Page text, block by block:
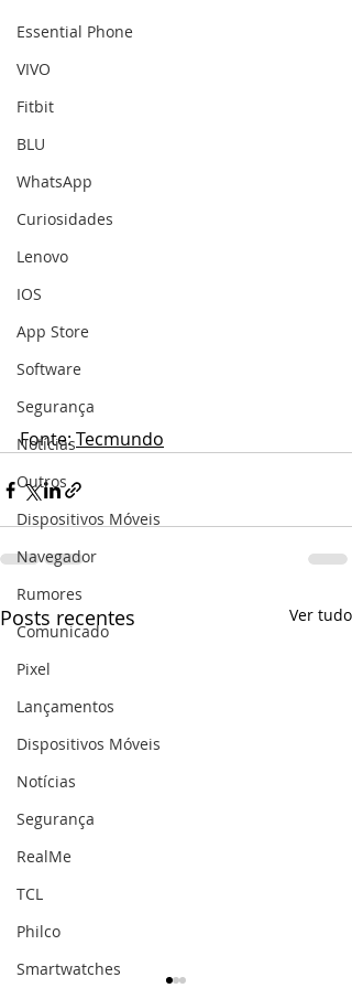
Essential Phone
VIVO
Fitbit
BLU
WhatsApp
Curiosidades
Lenovo
IOS
App Store
Software
Segurança
Notícias
Outros
Dispositivos Móveis
Navegador
Rumores
Comunicado
Pixel
Lançamentos
Dispositivos Móveis
Notícias
Segurança
RealMe
TCL
Philco
Smartwatches
Fonte: Tecmundo
Posts recentes Ver tudo